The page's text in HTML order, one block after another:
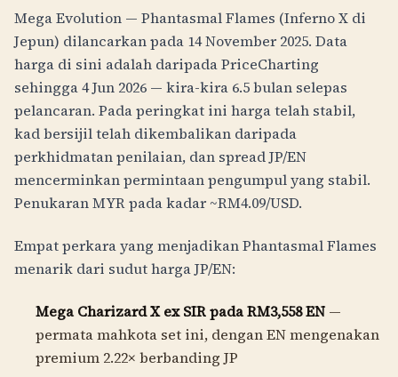
Mega Evolution — Phantasmal Flames (Inferno X di
Jepun) dilancarkan pada 14 November 2025. Data
harga di sini adalah daripada PriceCharting
sehingga 4 Jun 2026 — kira-kira 6.5 bulan selepas
pelancaran. Pada peringkat ini harga telah stabil,
kad bersijil telah dikembalikan daripada
perkhidmatan penilaian, dan spread JP/EN
mencerminkan permintaan pengumpul yang stabil.
Penukaran MYR pada kadar ~RM4.09/USD.
Empat perkara yang menjadikan Phantasmal Flames
menarik dari sudut harga JP/EN:
Mega Charizard X ex SIR padaRM3,558EN —
permata mahkota set ini, dengan EN mengenakan
premium 2.22× berbanding JP